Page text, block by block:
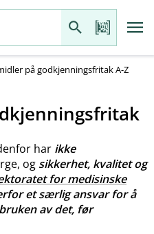
på godkjenningsfritak A-Z
har ikke
og sikkerhet, kvalitet og
for medisinske
et særlig ansvar for å
av det, før